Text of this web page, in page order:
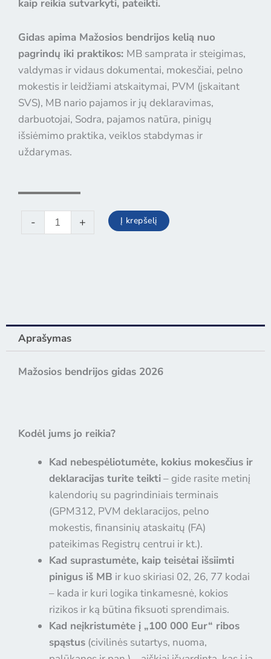
kaip reikia sutvarkyti, pateikti.
Gidas apima Mažosios bendrijos kelią nuo
pagrindų iki praktikos: MB samprata ir steigimas,
valdymas ir vidaus dokumentai, mokesčiai, pelno
mokestis ir leidžiami atskaitymai, PVM (įskaitant
SVS), MB nario pajamos ir jų deklaravimas,
darbuotojai, Sodra, pajamos natūra, pinigų
išsiėmimo praktika, veiklos stabdymas ir
uždarymas.
-
produkto
kiekis:
+ Į krepšelį
Aprašymas
Mažosios bendrijos gidas 2026
Kodėl jums jo reikia?
Kad nebespėliotumėte, kokius mokesčius ir
deklaracijas turite teikti– gide rasite metinį
kalendorių su pagrindiniais terminais
(GPM312, PVM deklaracijos, pelno
mokestis, finansinių ataskaitų (FA)
pateikimas Registrų centrui ir kt.).
Kad suprastumėte, kaip teisėtai išsiimti
pinigus iš MB ir kuo skiriasi 02, 26, 77 kodai
– kada ir kuri logika tinkamesnė, kokios
rizikos ir ką būtina fiksuoti sprendimais.
Kad neįkristumėte į „100 000 Eur“ ribos
spąstus (civilinės sutartys, nuoma,